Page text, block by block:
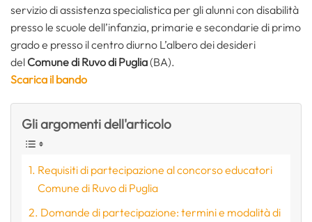
servizio di assistenza specialistica per gli alunni con disabilità
presso le scuole dell’infanzia, primarie e secondarie di primo
grado e presso il centro diurno L’albero dei desideri
del Comune di Ruvo di Puglia(BA).
Scarica il bando
Gli argomenti dell'articolo
Requisiti di partecipazione al concorso educatori
Comune di Ruvo di Puglia
Domande di partecipazione: termini e modalità di